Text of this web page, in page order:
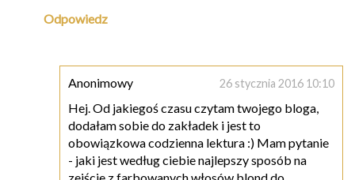
Odpowiedz
Anonimowy 26 stycznia 2016 10:10
Hej. Od jakiegoś czasu czytam twojego bloga,
dodałam sobie do zakładek i jest to
obowiązkowa codzienna lektura :) Mam pytanie
- jaki jest według ciebie najlepszy sposób na